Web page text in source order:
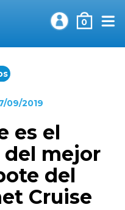
0
09/2019
es el
del mejor
del
Cruise